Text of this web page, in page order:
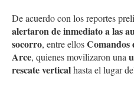
De acuerdo con los reportes
alertaron de inmediato a las
socorro, entre ellosComandos
Arce, quienes movilizaron una
rescate verticalhasta el lugar